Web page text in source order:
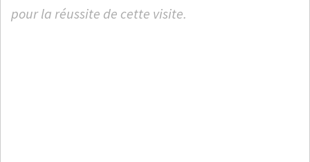
pour la réussite de cette visite.